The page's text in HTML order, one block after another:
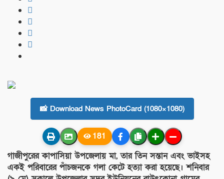
📸 Download News PhotoCard (1080×1080)
181
গাজীপুরের কাপাসিয়া উপজেলায় মা, তার তিন সন্তান এবং ভাইসহ
একই পরিবারের পাঁচজনকে গলা কেটে হত্যা করা হয়েছে। শনিবার